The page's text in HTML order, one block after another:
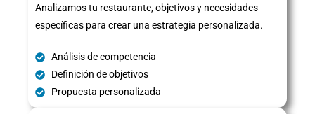
Analizamos tu restaurante, objetivos y necesidades
específicas para crear una estrategia personalizada.
Análisis de competencia
Definición de objetivos
Propuesta personalizada